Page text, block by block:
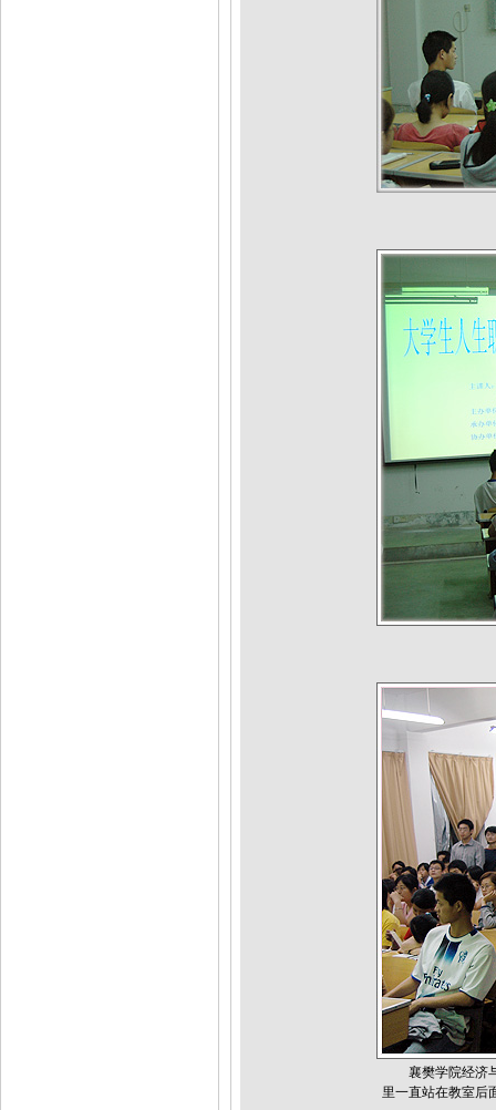
襄樊学院经济与
里一直站在教室后